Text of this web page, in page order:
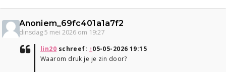
Anoniem_69fc401a1a7f2
dinsdag 5 mei 2026 om 19:27
lin20 schreef: ↑05-05-2026 19:15
Waarom druk je je zin door?